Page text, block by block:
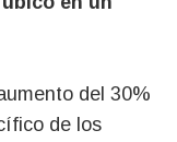
del 30%
de los